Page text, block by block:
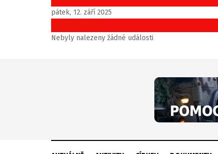
pátek, 12. září 2025
Následující den
Nebyly nalezeny žádné události